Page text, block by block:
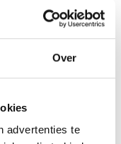
Over
advertenties te
goed of kom je een
ons weten via
er graag naar.